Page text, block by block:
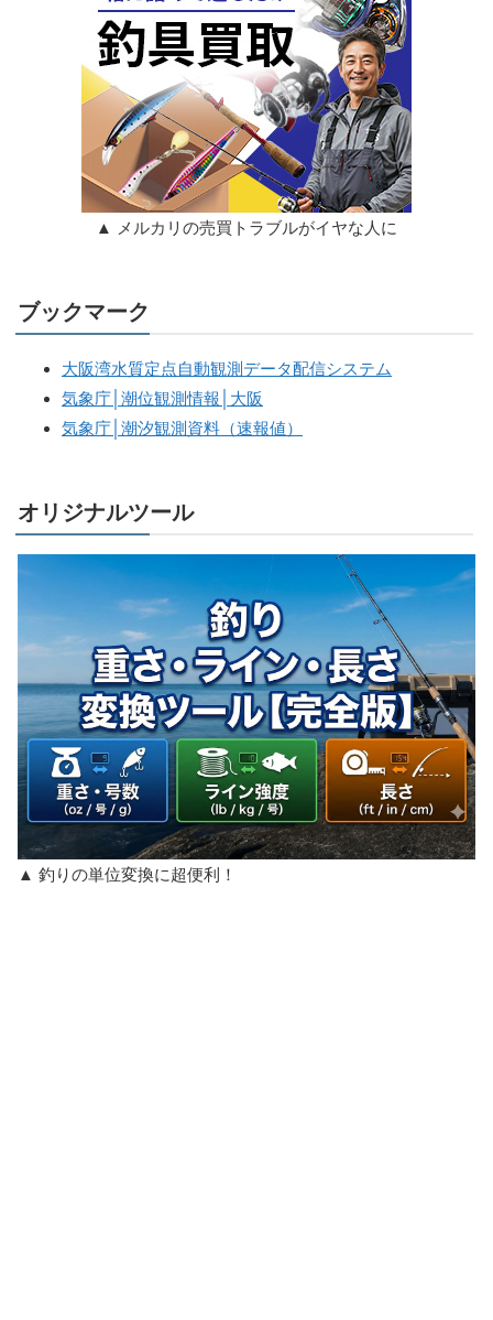
▲ メルカリの売買トラブルがイヤな人に
ブックマーク
大阪湾水質定点自動観測データ配信システム
気象庁│潮位観測情報│大阪
気象庁│潮汐観測資料（速報値）
オリジナルツール
▲ 釣りの単位変換に超便利！